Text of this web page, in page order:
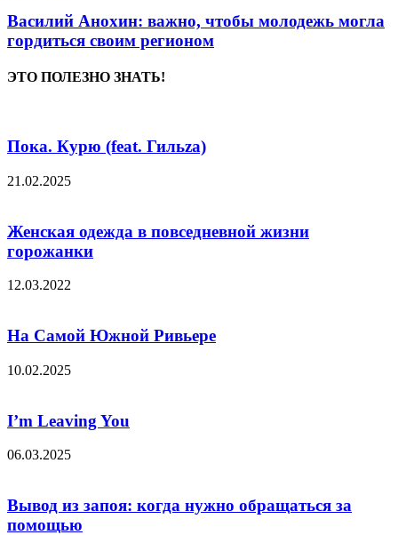
Василий Анохин: важно, чтобы молодежь могла
гордиться своим регионом
ЭТО ПОЛЕЗНО ЗНАТЬ!
Пока. Курю (feat. Гильza)
21.02.2025
Женская одежда в повседневной жизни
горожанки
12.03.2022
На Самой Южной Ривьере
10.02.2025
I’m Leaving You
06.03.2025
Вывод из запоя: когда нужно обращаться за
помощью